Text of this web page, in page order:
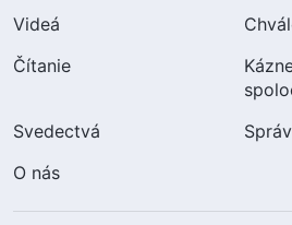
Videá
Čítanie
Svedectvá
O nás